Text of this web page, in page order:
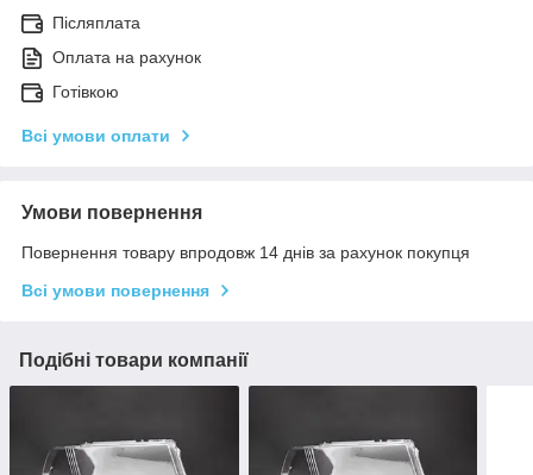
Післяплата
Оплата на рахунок
Готівкою
Всі умови оплати
Умови повернення
Повернення товару впродовж 14 днів за рахунок покупця
Всі умови повернення
Подібні товари компанії